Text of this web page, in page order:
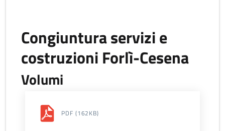
Congiuntura servizi e
costruzioni Forlì-Cesena
Volumi
PDF (162KB)